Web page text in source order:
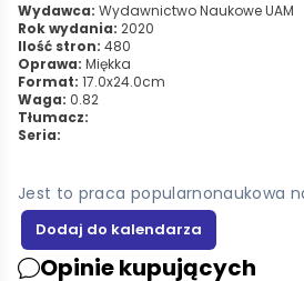
Wydawca: Wydawnictwo Naukowe UAM
Rok wydania: 2020
Ilość stron: 480
Oprawa: Miękka
Format: 17.0x24.0cm
Waga: 0.82
Tłumacz:
Seria:
Jest to praca popularnonaukowa
Opinie kupujących